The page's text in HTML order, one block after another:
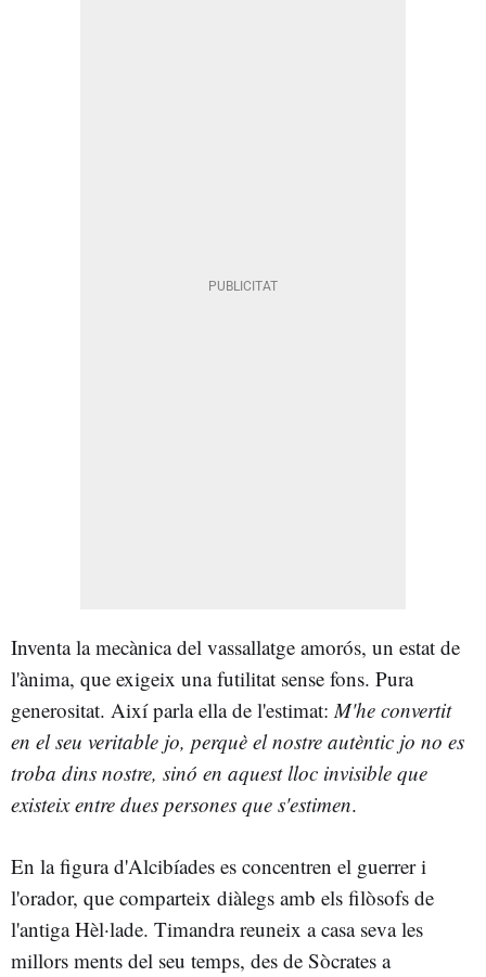
Inventa la mecànica del vassallatge amorós, un estat de
l'ànima, que exigeix una futilitat sense fons. Pura
generositat. Així parla ella de l'estimat: M'he convertit
en el seu veritable jo, perquè el nostre autèntic jo no es
troba dins nostre, sinó en aquest lloc invisible que
existeix entre dues persones que s'estimen.
En la figura d'Alcibíades es concentren el guerrer i
l'orador, que comparteix diàlegs amb els filòsofs de
l'antiga Hèl·lade. Timandra reuneix a casa seva les
millors ments del seu temps, des de Sòcrates a